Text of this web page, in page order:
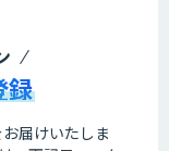
録
届けいたしま